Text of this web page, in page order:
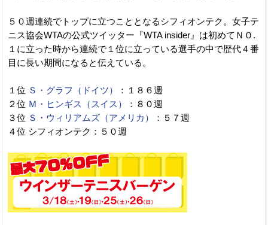
５０週連続でトップに立つこととなるシフィオンテク。女子テ
ニス協会WTAの公式ツイッター『WTA insider』は初めてＮＯ.
１に立った時から連続で１位に立っている選手の中で歴代４番
目に長い期間になると伝えている。
１位 Ｓ・グラフ（ドイツ）
：１８６週
２位 Ｍ・ヒンギス（スイス）
：８０週
３位 Ｓ・ウィリアムズ（アメリカ）
：５７週
４位 シフィオンテク：５０週